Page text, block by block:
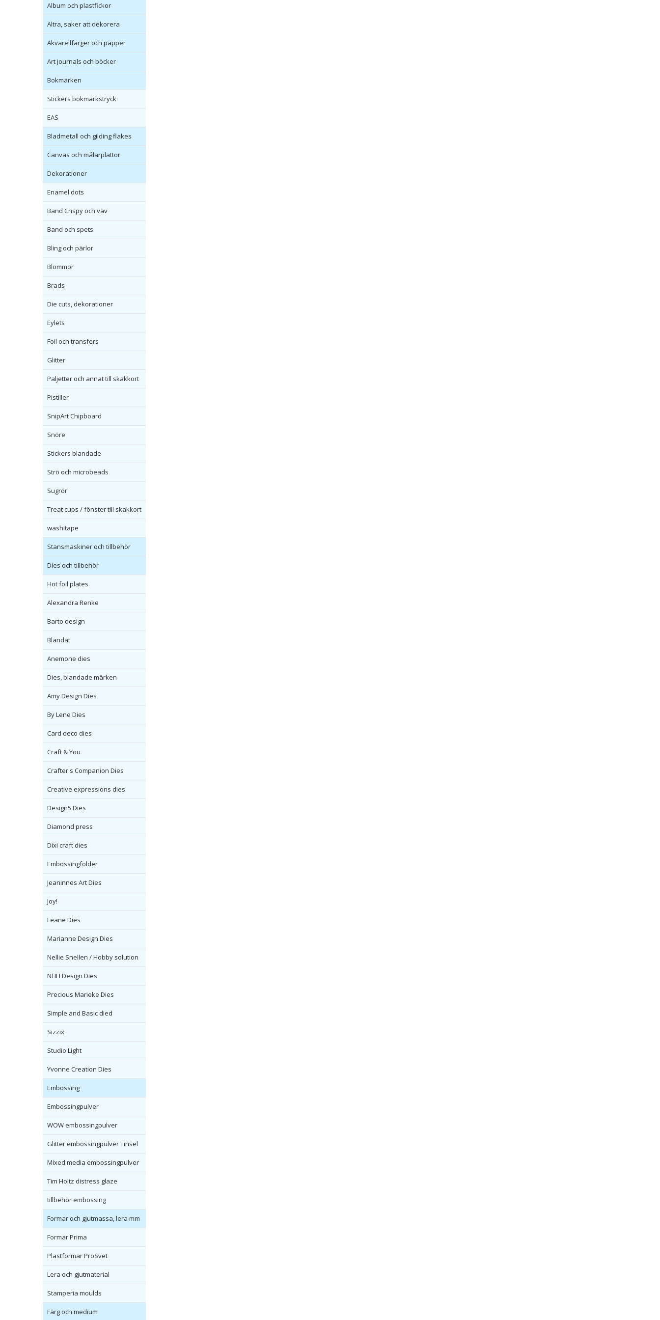
Album och plastfickor
Altra, saker att dekorera
Akvarellfärger och papper
Art journals och böcker
Bokmärken
Stickers bokmärkstryck
EAS
Bladmetall och gilding flakes
Canvas och målarplattor
Dekorationer
Enamel dots
Band Crispy och väv
Band och spets
Bling och pärlor
Blommor
Brads
Die cuts, dekorationer
Eylets
Foil och transfers
Glitter
Paljetter och annat till skakkort
Pistiller
SnipArt Chipboard
Snöre
Stickers blandade
Strö och microbeads
Sugrör
Treat cups / fönster till skakkort
washitape
Stansmaskiner och tillbehör
Dies och tillbehör
Hot foil plates
Alexandra Renke
Barto design
Blandat
Anemone dies
Dies, blandade märken
Amy Design Dies
By Lene Dies
Card deco dies
Craft & You
Crafter's Companion Dies
Creative expressions dies
Design5 Dies
Diamond press
Dixi craft dies
Embossingfolder
Jeaninnes Art Dies
Joy!
Leane Dies
Marianne Design Dies
Nellie Snellen / Hobby solution
NHH Design Dies
Precious Marieke Dies
Simple and Basic died
Sizzix
Studio Light
Yvonne Creation Dies
Embossing
Embossingpulver
WOW embossingpulver
Glitter embossingpulver Tinsel
Mixed media embossingpulver
Tim Holtz distress glaze
tillbehör embossing
Formar och gjutmassa, lera mm
Formar Prima
Plastformar ProSvet
Lera och gjutmaterial
Stamperia moulds
Färg och medium